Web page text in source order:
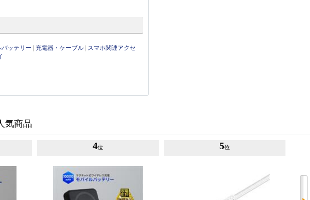
バッテリー 充電器・ケーブル
スマホ関連アクセ
気商品
4位 5位